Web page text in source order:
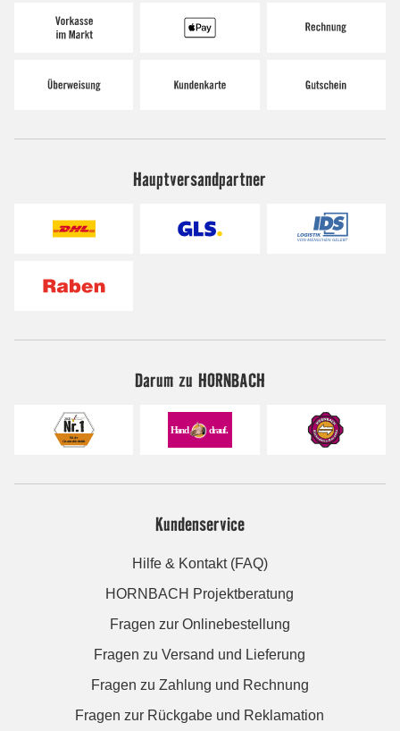
Hauptversandpartner
Darum zu HORNBACH
Kundenservice
Hilfe & Kontakt (FAQ)
HORNBACH Projektberatung
Fragen zur Onlinebestellung
Fragen zu Versand und Lieferung
Fragen zu Zahlung und Rechnung
Fragen zur Rückgabe und Reklamation